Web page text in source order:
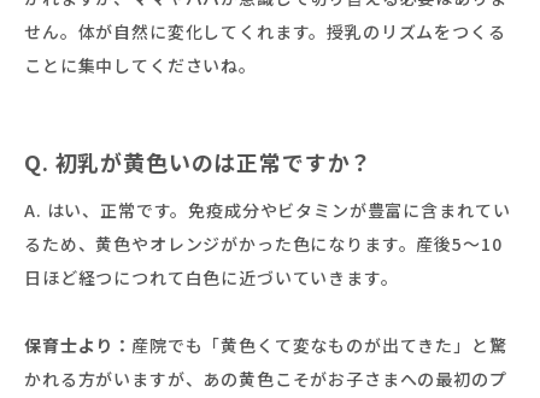
せん。体が自然に変化してくれます。授乳のリズムをつくる
ことに集中してくださいね。
Q. 初乳が黄色いのは正常ですか？
A. はい、正常です。免疫成分やビタミンが豊富に含まれてい
るため、黄色やオレンジがかった色になります。産後5〜10
日ほど経つにつれて白色に近づいていきます。
保育士より： 産院でも「黄色くて変なものが出てきた」と驚
かれる方がいますが、あの黄色こそがお子さまへの最初のプ